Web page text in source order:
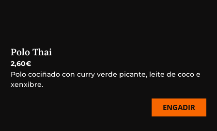
Polo Thai
2,60€
Polo cociñado con curry verde picante, leite de coco e
xenxibre.
ENGADIR